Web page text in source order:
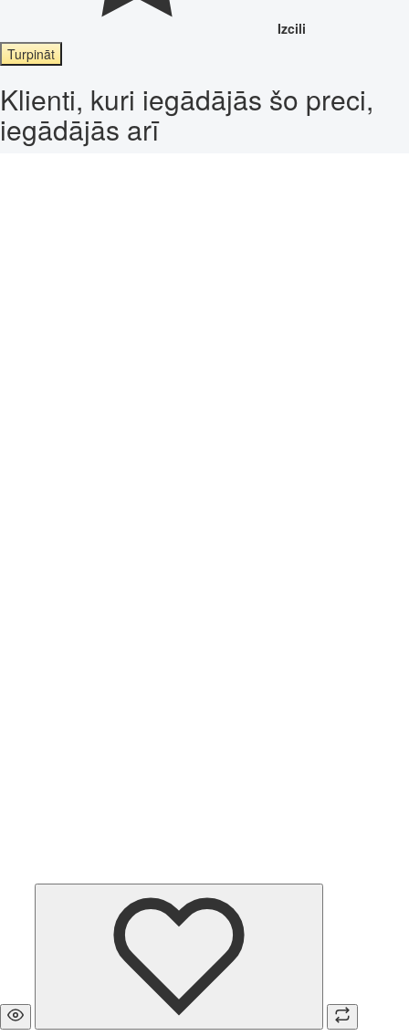
Izcili
Turpināt
Klienti, kuri iegādājās šo preci,
iegādājās arī